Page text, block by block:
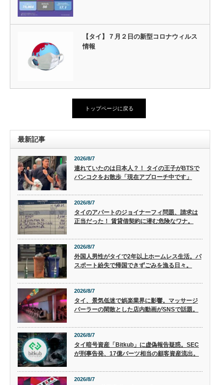
【タイ】７月２日の新型コロナウィルス
情報
トップページに戻る
最新記事
2026/8/7
連れていたのは日本人？！ タイの王子がBTSで
バンコクをお散歩「現在アプローチ中です」
2026/8/7
タイのアパートのジョイナーフィ問題、請求は
正当だった！ 賃貸借契約に潜む危険なワナ。
2026/8/7
外国人男性がタイで2年以上ホームレス生活。パ
スポート紛失で帰国できずごみを漁る日々。
2026/8/7
タイ、景気低迷で娯楽業界に影響。マッサージ
パーラーの閑散とした店内動画がSNSで話題。
2026/8/7
タイ暗号資産「Bitkub」に虚偽報告疑惑。SEC
が刑事告発、17億バーツ相当の顧客資産流出。
2026/8/7